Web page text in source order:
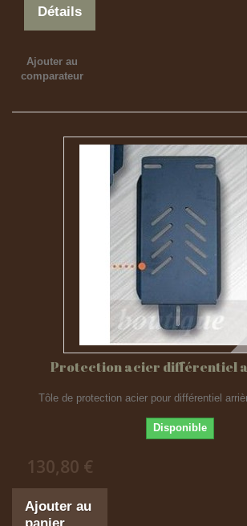
Détails
Ajouter au
comparateur
Protection acier différentiel
Tôle de protection acier pour différentiel
Disponible
130,80 €
Ajouter au